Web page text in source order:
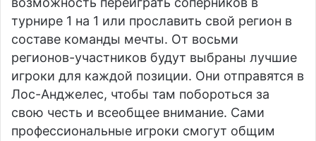
турнире 1 на 1 или прославить свой регион в
составе команды мечты. От восьми
регионов-участников будут выбраны лучшие
игроки для каждой позиции. Они отправятся в
Лос-Анджелес, чтобы там побороться за
свою честь и всеобщее внимание. Сами
профессиональные игроки смогут общим